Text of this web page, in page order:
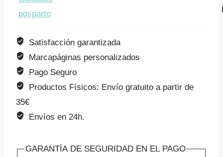
F.
original
El
Satisfacción garantizada
Marcapáginas personalizados
Pago Seguro
Productos Físicos: Envío gratuito a partir de
35€
Envíos en 24h.
GARANTÍA DE SEGURIDAD EN EL PAGO